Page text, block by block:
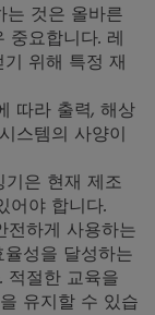
는 것은 올바른
중요합니다. 레
위해 특정 재
따라 출력, 해상
스템의 사양이
기은 현재 제조
어야 합니다.
전하게 사용하는
성을 달성하는
적절한 교육을
유지할 수 있습